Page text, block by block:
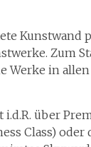
Kunstwand
Zum
Werke in
i.d.R. über
Class) oder